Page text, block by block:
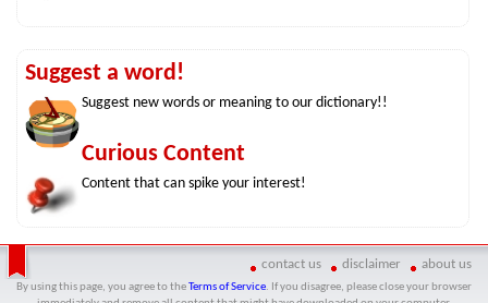
Suggest a word!
Suggest new words or meaning to our dictionary!!
Curious Content
Content that can spike your interest!
contact us disclaimer about us
By using this page, you agree to theTerms of Service. If you disagree, please close your browser